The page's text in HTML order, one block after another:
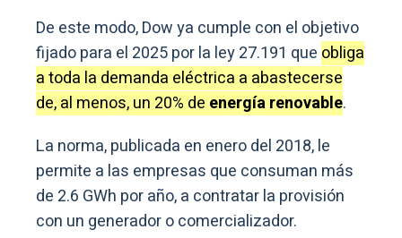
De este modo, Dow ya cumple con el objetivo
fijado para el 2025 por la ley 27.191 que obliga
a toda la demanda eléctrica a abastecerse
de, al menos, un 20% de energía renovable.
La norma, publicada en enero del 2018, le
permite a las empresas que consuman más
de 2.6 GWh por año, a contratar la provisión
con un generador o comercializador.